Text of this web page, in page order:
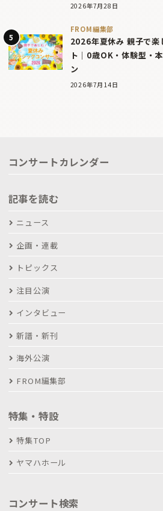
2026年7月28日
FROM編集部
2026年夏休み 親子で
ト｜0歳OK・体験型・
ン
2026年7月14日
コンサートカレンダー
記事を読む
ニュース
企画・連載
トピックス
注目公演
インタビュー
新譜・新刊
海外公演
FROM編集部
特集・特設
特集TOP
ヤマハホール
コンサート検索